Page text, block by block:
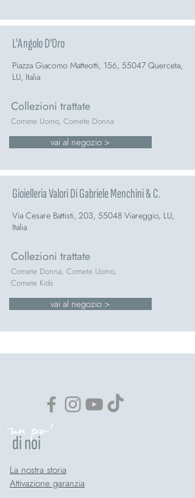
L'Angolo D'Oro
Piazza Giacomo Matteotti, 156, 55047 Querceta,
LU, Italia
Collezioni trattate
Comete Uomo, Comete Donna
vai al negozio >
Gioielleria Valori Di Gabriele Menchini & C.
Via Cesare Battisti, 203, 55048 Viareggio, LU,
Italia
Collezioni trattate
Comete Donna, Comete Uomo,
Comete Kids
vai al negozio >
di noi
un po'
La nostra storia
Attivazione garanzia